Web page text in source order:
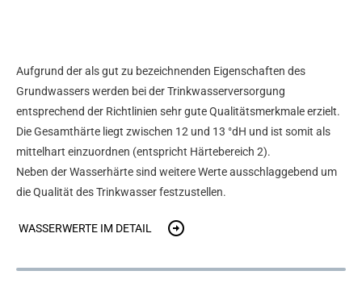
Aufgrund der als gut zu bezeichnenden Eigenschaften des
Grundwassers werden bei der Trinkwasserversorgung
entsprechend der Richtlinien sehr gute Qualitätsmerkmale erzielt.
Die Gesamthärte liegt zwischen 12 und 13 °dH und ist somit als
mittelhart einzuordnen (entspricht Härtebereich 2).
Neben der Wasserhärte sind weitere Werte ausschlaggebend um
die Qualität des Trinkwasser festzustellen.
WASSERWERTE IM DETAIL